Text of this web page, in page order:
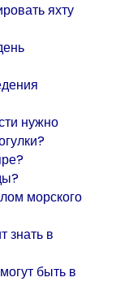
яхту
нужно
морского
знать в
быть в